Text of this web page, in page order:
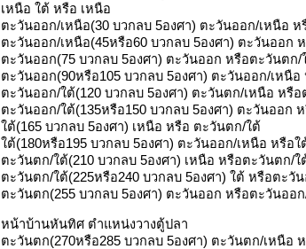
เหนือ ใต้ หรือ เหนือ
ตะวันออก/เหนือ(30 บวกลบ 5องศา) ตะวันออก/เหนือ
ตะวันออก/เหนือ(45หรือ60 บวกลบ 5องศา) ตะวันออก
ตะวันออก(75 บวกลบ 5องศา) ตะวันออก หรือตะวันตก/
ตะวันออก(90หรือ105 บวกลบ 5องศา) ตะวันออก/เหนื
ตะวันออก/ใต้(120 บวกลบ 5องศา) ตะวันตก/เหนือ หรื
ตะวันออก/ใต้(135หรือ150 บวกลบ 5องศา) ตะวันออก
ใต้(165 บวกลบ 5องศา) เหนือ หรือ ตะวันตก/ใต้
ใต้(180หรือ195 บวกลบ 5องศา) ตะวันออก/เหนือ หรือใ
ตะวันตก/ใต้(210 บวกลบ 5องศา) เหนือ หรือตะวันตก/ใ
ตะวันตก/ใต้(225หรือ240 บวกลบ 5องศา) ใต้ หรือตะวั
ตะวันตก(255 บวกลบ 5องศา) ตะวันออก หรือตะวันออ
หน้าบ้านหันทิศ ตำแหน่งวางตู้ปลา
ตะวันตก(270หรือ285 บวกลบ 5องศา) ตะวันตก/เหนือ